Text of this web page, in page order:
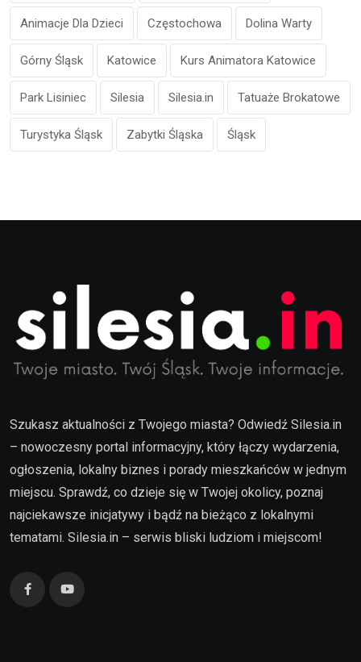
Animacje Dla Dzieci Częstochowa Dolina Warty
Górny Śląsk Katowice Kurs Animatora Katowice
Park Lisiniec Silesia Silesia.in Tatuaże Brokatowe
Turystyka Śląsk Zabytki Śląska Śląsk
Szukasz aktualności z Twojego miasta? Odwiedź Silesia.in
– nowoczesny portal informacyjny, który łączy wydarzenia,
ogłoszenia, lokalny biznes i porady mieszkańców w jednym
miejscu. Sprawdź, co dzieje się w Twojej okolicy, poznaj
najciekawsze inicjatywy i bądź na bieżąco z lokalnymi
tematami. Silesia.in – serwis bliski ludziom i miejscom!